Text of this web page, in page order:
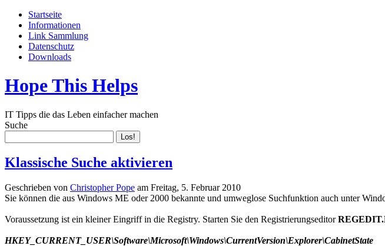
Startseite
Informationen
Link Sammlung
Datenschutz
Downloads
Hope This Helps
IT Tipps die das Leben einfacher machen
Suche
Klassische Suche aktivieren
Geschrieben von Christopher Pope am Freitag, 5. Februar 2010
Sie können die aus Windows ME oder 2000 bekannte und umweglose Suchfunktion auch unter
Voraussetzung ist ein kleiner Eingriff in die Registry. Starten Sie den Registrierungseditor
HKEY_CURRENT_USER\Software\Microsoft\Windows\CurrentVersion\Explorer\CabinetState